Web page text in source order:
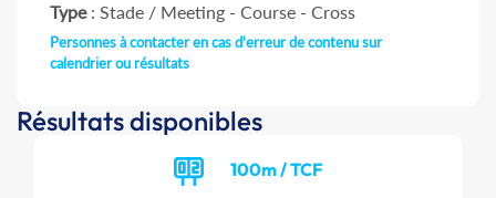
Type: Stade / Meeting - Course - Cross
Personnes à contacter en cas d'erreur de contenu sur
calendrier ou résultats
Résultats disponibles
100m / TCF